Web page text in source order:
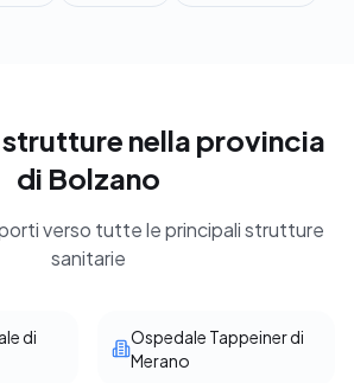
nella provincia
di Bolzano
verso tutte le principali strutture
sanitarie
di
Ospedale Tappeiner di
Merano